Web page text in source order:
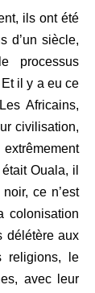
ils ont été
d’un siècle,
processus
il y a eu ce
Africains,
civilisation,
Ouala, il
ce n’est
colonisation
délétère aux
religions, le
avec leur